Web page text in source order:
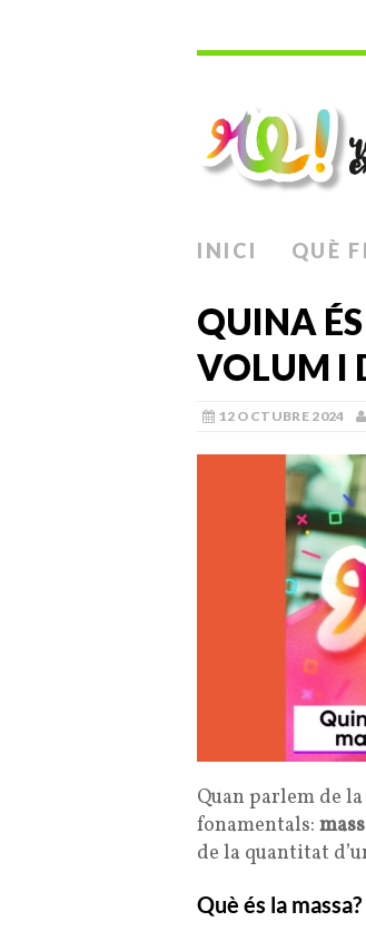
INICI QUÈ
QUINA
VOLUM I
12 OCTUBRE 2024
Quan parlem de
fonamentals:
de la quantitat
Què és la massa?